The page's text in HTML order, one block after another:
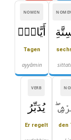
sittati
NOMEN
أَيَّامٍۢ
Tagen
ayyāmin
den
VERB
يُدَبِّرُ
Er regelt